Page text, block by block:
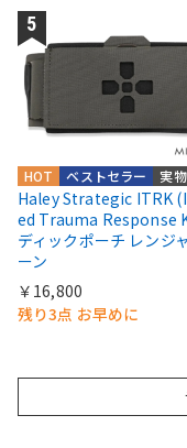
実物
ベストセラー
HOT
Haley Strategic ITRK
ed Trauma Response
ディックポーチ レンジ
ーン
￥16,800
残り3点 お早めに